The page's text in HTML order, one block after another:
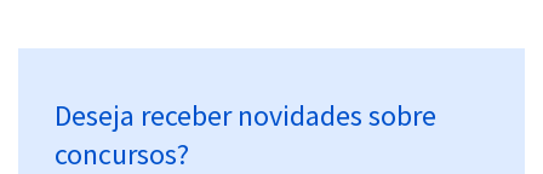
Deseja receber novidades sobre
concursos?